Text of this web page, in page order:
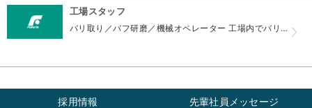
工場スタッフ
バリ取り／バフ研磨／機械オペレーター 工場内でバリ取り・バフ研磨・機械オペレーターなどの作業を行います。 職種 工場スタッフ 雇用形態 正社員 就業形態 フルタイム 勤務時間 8:00〜17:...
採用情報 先輩社員メッセージ